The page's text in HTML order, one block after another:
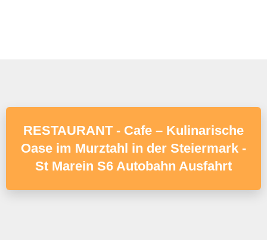
RESTAURANT - Cafe – Kulinarische
Oase im Murztahl in der Steiermark -
St Marein S6 Autobahn Ausfahrt